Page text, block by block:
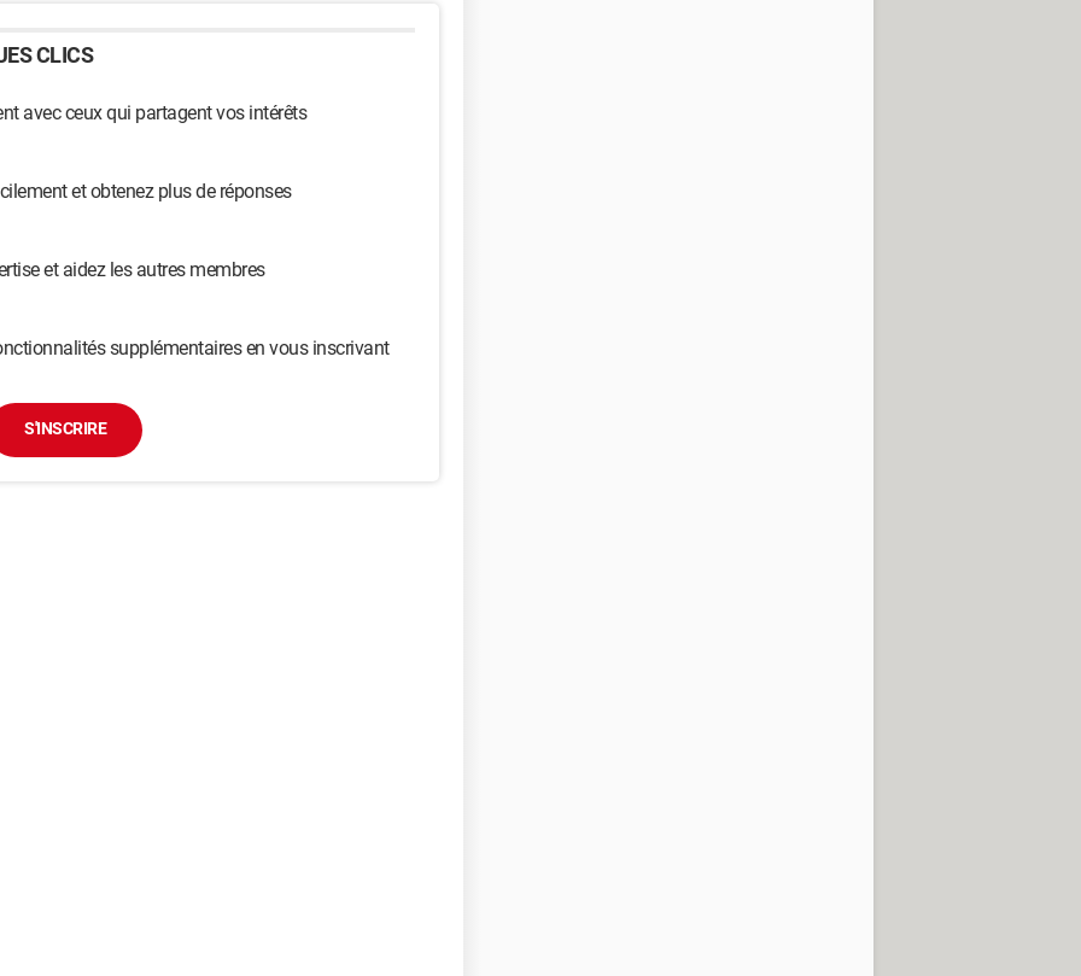
CLICS
avec ceux qui partagent vos intérêts
et obtenez plus de réponses
et aidez les autres membres
supplémentaires en vous inscrivant
S'INSCRIRE